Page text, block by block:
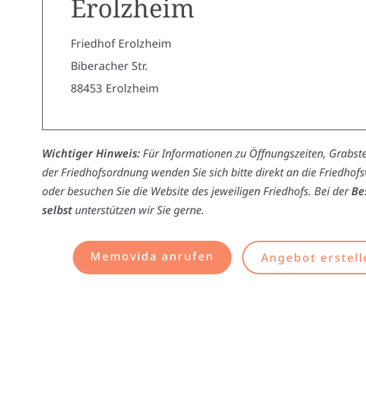
Erolzheim
Friedhof Erolzheim
Biberacher Str.
88453 Erolzheim
Wichtiger Hinweis:Für Informationen zu Öffnungszeiten,
der Friedhofsordnung wenden Sie sich bitte direkt an die
oder besuchen Sie die Website des jeweiligen Friedhofs. Bei der
selbstunterstützen wir Sie gerne.
Memovida anrufen Angebot